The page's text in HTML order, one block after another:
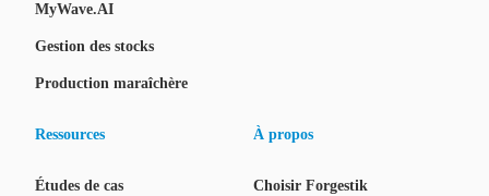
MyWave.AI
Gestion des stocks
Production maraîchère
Ressources
Études de cas
À propos
Choisir Forgestik